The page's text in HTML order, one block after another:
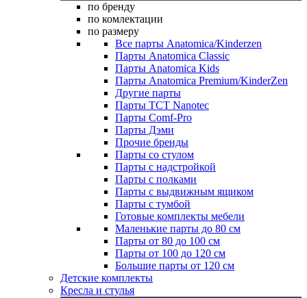
по бренду
по комлектации
по размеру
Все парты Anatomica/Kinderzen
Парты Anatomica Classic
Парты Anatomica Kids
Парты Anatomica Premium/KinderZen
Другие парты
Парты TCT Nanotec
Парты Comf-Pro
Парты Дэми
Прочие бренды
Парты со стулом
Парты с надстройкой
Парты с полками
Парты с выдвижным ящиком
Парты с тумбой
Готовые комплекты мебели
Маленькие парты до 80 см
Парты от 80 до 100 см
Парты от 100 до 120 см
Большие парты от 120 см
Детские комплекты
Кресла и стулья